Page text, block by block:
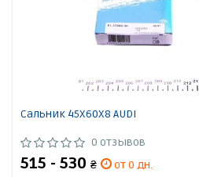
Сальник 45X60X8 AUDI
0 отзывов
515 - 530 ₴
от 0 дн.